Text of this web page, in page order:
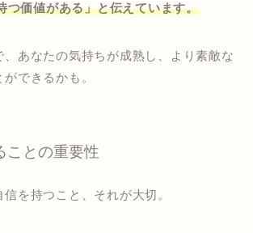
つ価値がある」と伝えています。
、あなたの気持ちが成熟し、より素敵な
できるかも。
ことの重要性
を持つこと、それが大切。